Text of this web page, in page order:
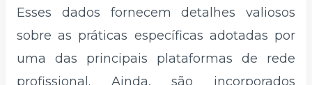
Esses dados fornecem detalhes valiosos
sobre as práticas específicas adotadas por
uma das principais plataformas de rede
profissional. Ainda, são incorporados